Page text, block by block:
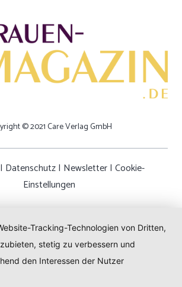
© 2021 Care Verlag GmbH
| Datenschutz| Newsletter| Cookie-
Einstellungen
Tracking-Technologien von Dritten,
stetig zu verbessern und
den Interessen der Nutzer